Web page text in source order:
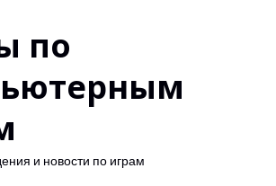
по
и новости по играм